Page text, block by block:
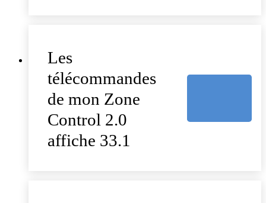
Les
télécommandes
de mon Zone
Control 2.0
affiche 33.1